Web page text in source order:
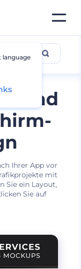
und
Ihrer App vor
mit
Sie ein Layout,
Sie auf
language